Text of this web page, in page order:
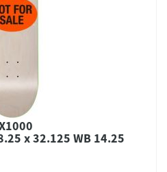
x 32.125 WB 14.25